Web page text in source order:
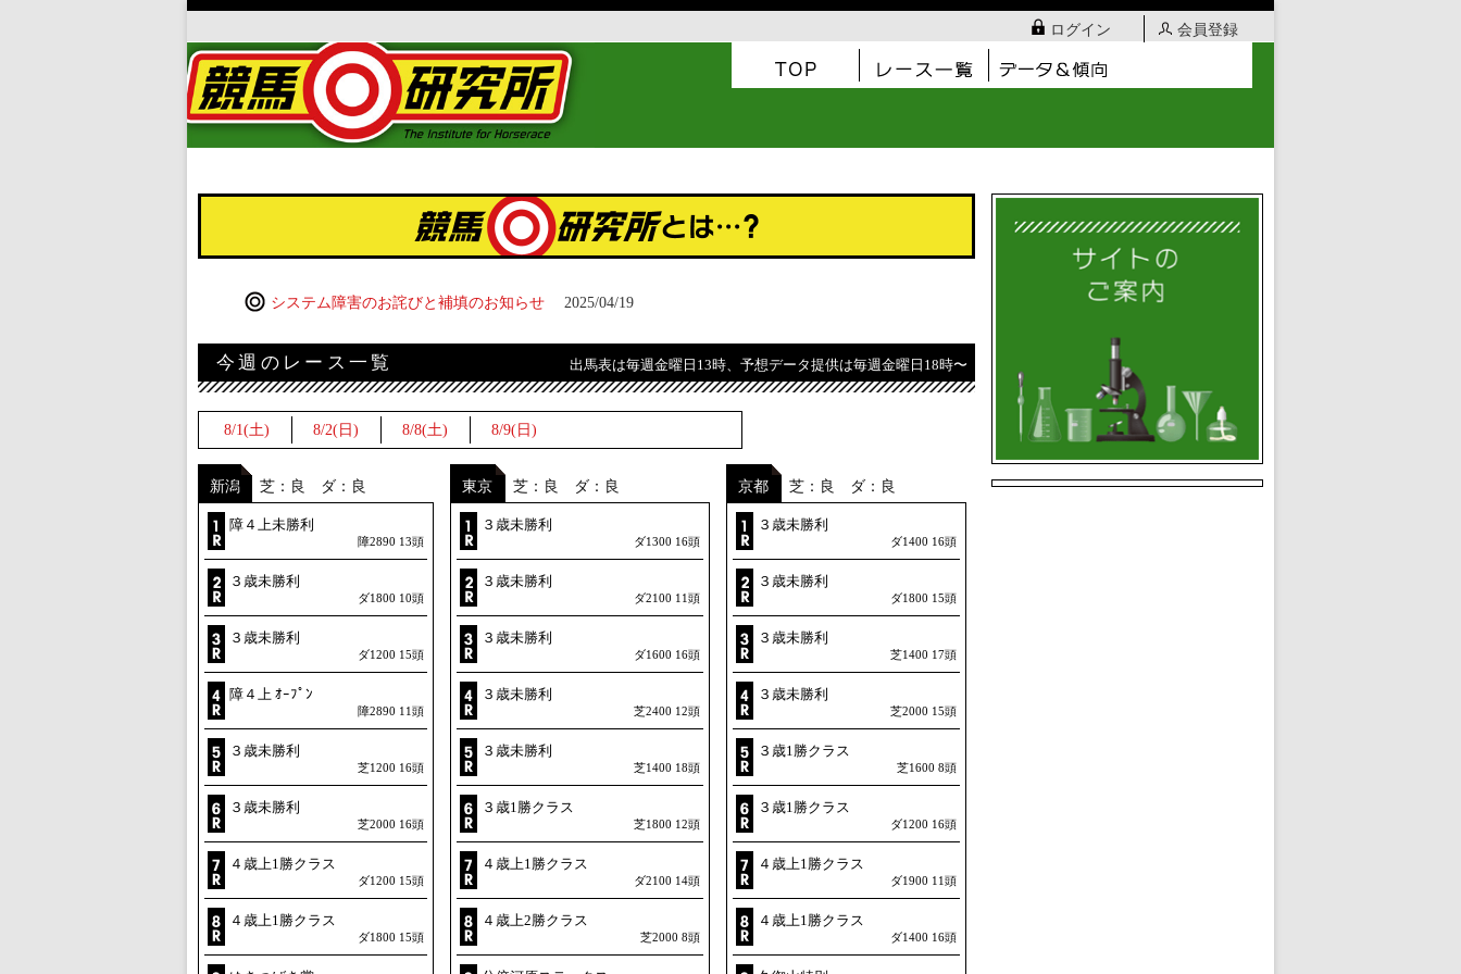
ログイン 会員登録
システム障害のお詫びと補填のお知らせ 2025/04/19
今週のレース一覧 出馬表は毎週金曜日13時、予想データ提供は毎週金曜日18時〜
8/1(土) 8/2(日) 8/8(土) 8/9(日)
新潟 芝：良 ダ：良
障４上未勝利
障2890 13頭
３歳未勝利
ダ1800 10頭
３歳未勝利
ダ1200 15頭
障４上 ｵｰﾌﾟﾝ
障2890 11頭
３歳未勝利
芝1200 16頭
３歳未勝利
芝2000 16頭
４歳上1勝クラス
ダ1200 15頭
４歳上1勝クラス
ダ1800 15頭
東京 芝：良 ダ：良
３歳未勝利
ダ1300 16頭
３歳未勝利
ダ2100 11頭
３歳未勝利
ダ1600 16頭
３歳未勝利
芝2400 12頭
３歳未勝利
芝1400 18頭
３歳1勝クラス
芝1800 12頭
４歳上1勝クラス
ダ2100 14頭
４歳上2勝クラス
芝2000 8頭
京都 芝：良 ダ：良
３歳未勝利
ダ1400 16頭
３歳未勝利
ダ1800 15頭
３歳未勝利
芝1400 17頭
３歳未勝利
芝2000 15頭
３歳1勝クラス
芝1600 8頭
３歳1勝クラス
ダ1200 16頭
４歳上1勝クラス
ダ1900 11頭
４歳上1勝クラス
ダ1400 16頭